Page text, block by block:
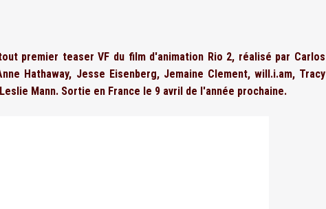
premier teaser VF du film d'animation Rio 2, réalisé par Carlos
Hathaway, Jesse Eisenberg, Jemaine Clement, will.i.am, Tracy
Mann. Sortie en France le 9 avril de l'année prochaine.